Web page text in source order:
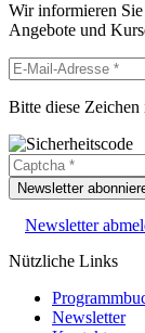
Wir informieren
Angebote und
Bitte diese Zeichen
Newsletter
Newsletter
Nützliche Links
Newsletter